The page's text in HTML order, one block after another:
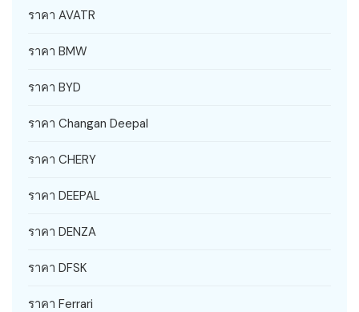
ราคา AVATR
ราคา BMW
ราคา BYD
ราคา Changan Deepal
ราคา CHERY
ราคา DEEPAL
ราคา DENZA
ราคา DFSK
ราคา Ferrari